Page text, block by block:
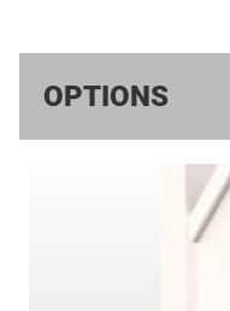
OPTIONS